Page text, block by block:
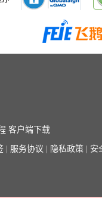
客户端下载
服务协议 隐私政策 安